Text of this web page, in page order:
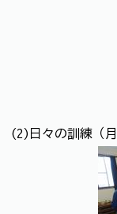
(2)日々の訓練（月